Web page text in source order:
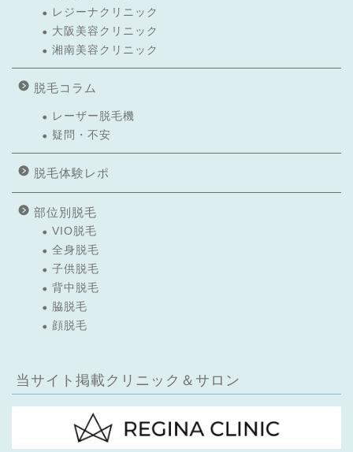
レジーナクリニック
大阪美容クリニック
湘南美容クリニック
脱毛コラム
レーザー脱毛機
疑問・不安
脱毛体験レポ
部位別脱毛
VIO脱毛
全身脱毛
子供脱毛
背中脱毛
脇脱毛
顔脱毛
当サイト掲載クリニック＆サロン